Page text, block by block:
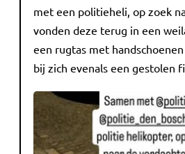
met een politieheli, op zoek
vonden deze terug in een
een rugtas met
bij zich evenals een gestolen